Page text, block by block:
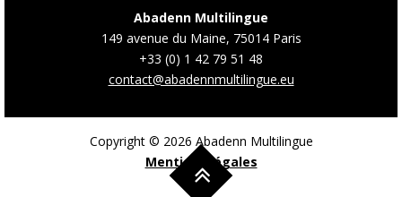
Abadenn Multilingue
149 avenue du Maine, 75014 Paris
+33 (0) 1 42 79 51 48
contact@abadennmultilingue.eu
Copyright © 2026 Abadenn Multilingue
Mentions légales